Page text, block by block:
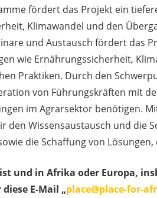
fördert das Projekt ein
Klimawandel und den
und Austausch fördert das
wie Ernährungssicherheit,
Praktiken. Durch den
von Führungskräften mit
im Agrarsektor benötigen.
den Wissensaustausch und die
die Schaffung von
und in Afrika oder Europa,
E-Mail „place@place-for-